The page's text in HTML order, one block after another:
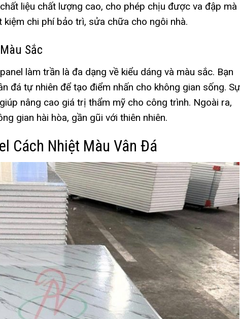
liệu chất lượng cao, cho phép chịu được va đập mà
chi phí bảo trì, sửa chữa cho ngôi nhà.
Sắc
làm trần là đa dạng về kiểu dáng và màu sắc. Bạn
đá tự nhiên để tạo điểm nhấn cho không gian sống. Sự
nâng cao giá trị thẩm mỹ cho công trình. Ngoài ra,
gian hài hòa, gần gũi với thiên nhiên.
Cách Nhiệt Màu Vân Đá